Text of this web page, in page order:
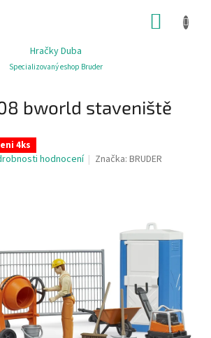
Hračky Duba
Specializovaný eshop Bruder
bworld staveniště
4ks
hodnocení Značka:BRUDER